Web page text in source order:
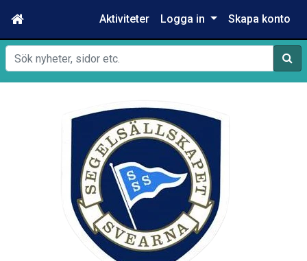
Aktiviteter Logga in Skapa konto
Sök